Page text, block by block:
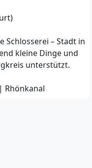
Schlosserei – Stadt in
kleine Dinge und
unterstützt.
Rhönkanal